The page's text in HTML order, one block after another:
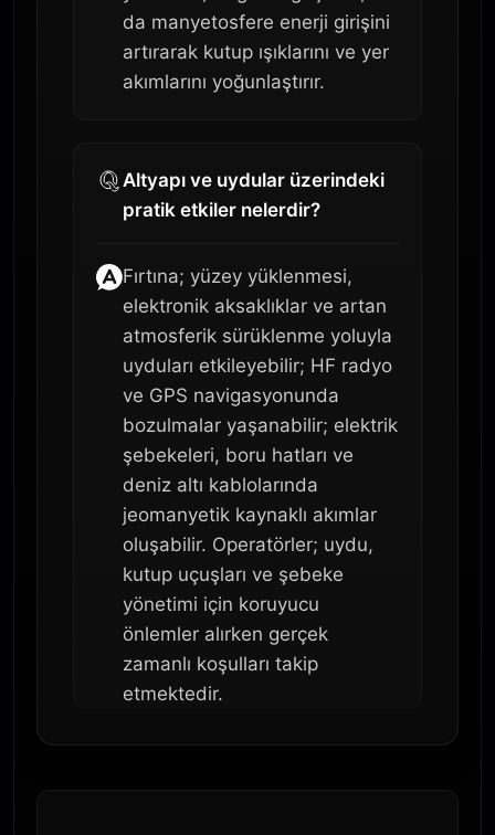
da manyetosfere enerji girişini
artırarak kutup ışıklarını ve yer
akımlarını yoğunlaştırır.
Altyapı ve uydular üzerindeki
pratik etkiler nelerdir?
Fırtına; yüzey yüklenmesi,
elektronik aksaklıklar ve artan
atmosferik sürüklenme yoluyla
uyduları etkileyebilir; HF radyo
ve GPS navigasyonunda
bozulmalar yaşanabilir; elektrik
şebekeleri, boru hatları ve
deniz altı kablolarında
jeomanyetik kaynaklı akımlar
oluşabilir. Operatörler; uydu,
kutup uçuşları ve şebeke
yönetimi için koruyucu
önlemler alırken gerçek
zamanlı koşulları takip
etmektedir.